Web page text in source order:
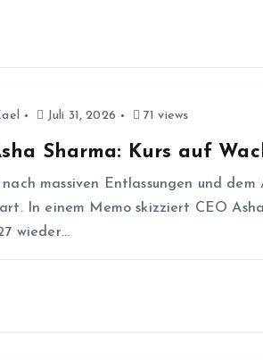
Juli 31, 2026 71 views
Sharma: Kurs auf
massiven Entlassungen und dem
In einem Memo skizziert CEO
wieder…